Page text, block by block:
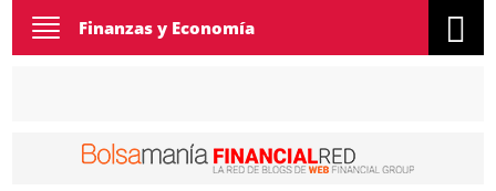
Toggle
navigation
Finanzas y Economía